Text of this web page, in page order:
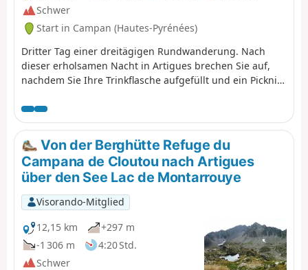
Schwer
Start in Campan (Hautes-Pyrénées)
Dritter Tag einer dreitägigen Rundwanderung. Nach
dieser erholsamen Nacht in Artigues brechen Sie auf,
nachdem Sie Ihre Trinkflasche aufgefüllt und ein Picknick
Rundwanderung angenehm ausklingen zu lassen,
nehmen Sie diesen Weg zwischen dem Col du Tourmalet
und dem Pic du Midi de Bigorre. Ein sehr schöner Weg,
mit dem Pic du Midi über unseren Köpfen. Rückweg im
Abstieg zum Parkplatz von Tournaboup.
Von der Berghütte Refuge du
Campana de Cloutou nach Artigues
über den See Lac de Montarrouye
Visorando-Mitglied
12,15 km
+297 m
-1 306 m
4:20 Std.
Schwer